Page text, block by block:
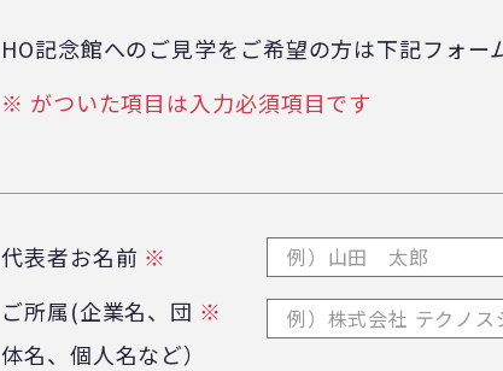
HO記念館へのご見学をご希望の方は下記フォー
※ がついた項目は入力必須項目です
代表者お名前 ※
ご所属(企業名、団 ※
体名、個人名など）